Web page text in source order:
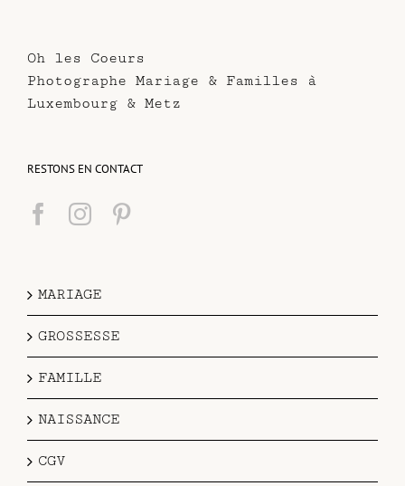
Oh les Coeurs
Photographe Mariage & Familles à
Luxembourg & Metz
RESTONS EN CONTACT
MARIAGE
GROSSESSE
FAMILLE
NAISSANCE
CGV